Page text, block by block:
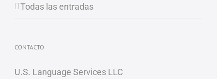
Todas las entradas
CONTACTO
U.S. Language Services LLC